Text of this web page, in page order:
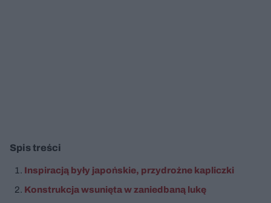
Spis treści
Inspiracją były japońskie, przydrożne kapliczki
Konstrukcja wsunięta w zaniedbaną lukę